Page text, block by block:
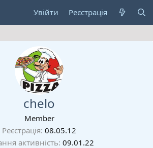
Увійти Реєстрація
chelo
Member
Реєстрація 08.05.12
активність 09.01.22